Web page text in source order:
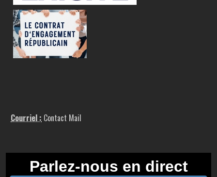
Courriel : Contact Mail